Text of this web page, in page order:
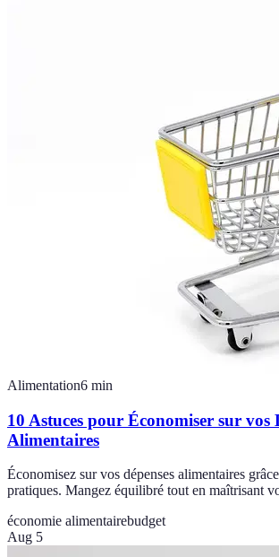
Alimentation6 min
10 Astuces pour Économiser sur vos
Alimentaires
Économisez sur vos dépenses alimentaires
pratiques. Mangez équilibré tout en maîtrisant
économie alimentairebudget
Aug 5